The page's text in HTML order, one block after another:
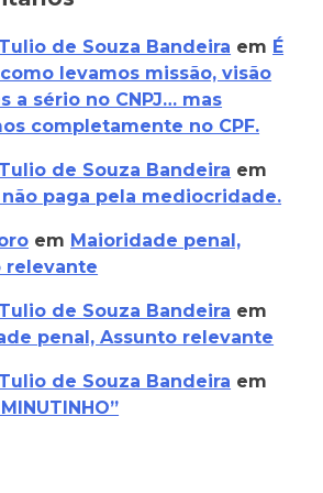
de Souza Bandeira em É
levamos missão, visão
a sério no CNPJ… mas
completamente no CPF.
de Souza Bandeira em
não paga pela mediocridade.
em Maioridade penal,
relevante
de Souza Bandeira em
penal, Assunto relevante
de Souza Bandeira em